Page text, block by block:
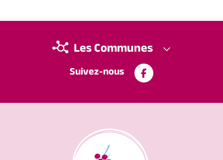
Suivez-nous
Les Communes